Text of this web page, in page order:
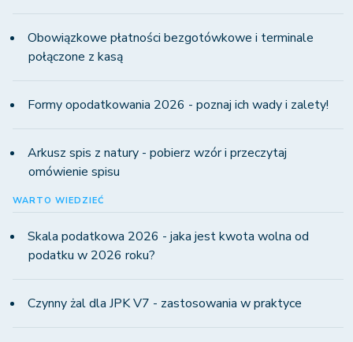
Obowiązkowe płatności bezgotówkowe i terminale
połączone z kasą
Formy opodatkowania 2026 - poznaj ich wady i zalety!
Arkusz spis z natury - pobierz wzór i przeczytaj
omówienie spisu
WARTO WIEDZIEĆ
Skala podatkowa 2026 - jaka jest kwota wolna od
podatku w 2026 roku?
Czynny żal dla JPK V7 - zastosowania w praktyce